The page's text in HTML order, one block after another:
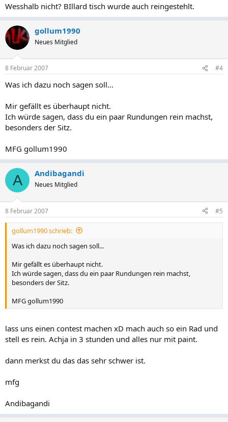
Wesshalb nicht? BIllard tisch wurde auch reingestehlt.
gollum1990
Neues Mitglied
8 Februar 2007 #4
Was ich dazu noch sagen soll...
Mir gefällt es überhaupt nicht.
Ich würde sagen, dass du ein paar Rundungen rein machst,
besonders der Sitz.
MFG gollum1990
A Andibagandi
Neues Mitglied
8 Februar 2007 #5
gollum1990 schrieb:
Was ich dazu noch sagen soll...
Mir gefällt es überhaupt nicht.
Ich würde sagen, dass du ein paar Rundungen rein machst,
besonders der Sitz.
MFG gollum1990
lass uns einen contest machen xD mach auch so ein Rad und
stell es rein. Achja in 3 stunden und alles nur mit paint.
dann merkst du das das sehr schwer ist.
mfg
Andibagandi